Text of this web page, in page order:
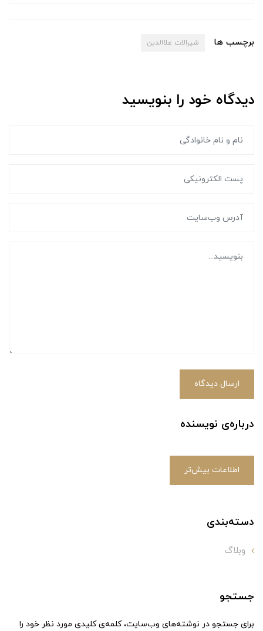
برچسب ها شیرالات علاالدین
دیدگاه خود را بنویسید
ارسال دیدگاه
درباره‌ی نویسنده
اطلاعات بیش‌تر
دسته‌بندی
وبلاگ
جستجو
برای جستجو در نوشته‌های وب‌سایت، کلمه‌ی کلیدی مورد نظر خود را